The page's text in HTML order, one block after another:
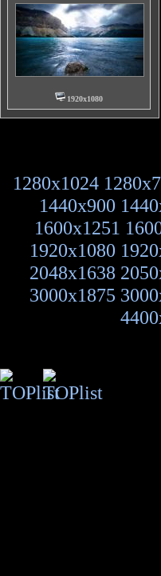
1920x1080
1280x1024
1440x900
1600x1251
1920x1080
2048x1638
3000x1875